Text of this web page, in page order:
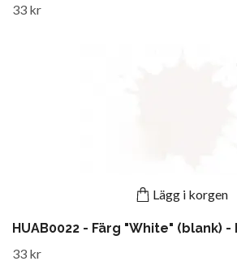
33 kr
Lägg i korgen
HUAB0022 - Färg "White" (blank)
33 kr